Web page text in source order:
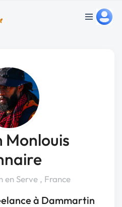
Monlouis
en Serve , France
à Dammartin